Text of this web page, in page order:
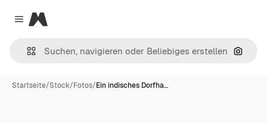
Close menu
Magnific
Nach
Startseite/Stock/Fotos/Ein indisches Dorfha…